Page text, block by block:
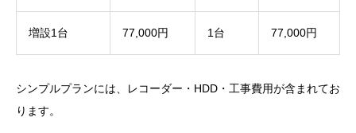
増設1台 77,000円 1台 77,000円
シンプルプランには、レコーダー・HDD・工事費用が含まれてお
ります。